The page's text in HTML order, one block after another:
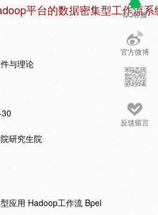
QQ客服
官方微博
反馈留言
平台的数据密集型工作流
与理论
研究生院
应用 Hadoop工作流 Bpel